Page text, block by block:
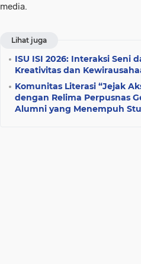
media.
Lihat juga
ISU ISI 2026: Interaksi Seni
Kreativitas dan
Komunitas Literasi “Jejak
dengan Relima Perpusnas
Alumni yang Menempuh